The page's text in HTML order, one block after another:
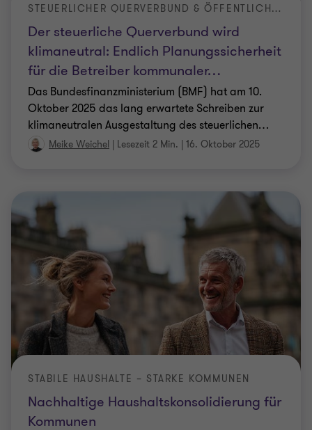
Das Bundesfinanzministerium (BMF) hat am 10.
Oktober 2025 das lang erwartete Schreiben zur
klimaneutralen Ausgestaltung des steuerlichen…
Meike Weichel | Lesezeit 2 Min. | 16. Oktober 2025
Nachhaltige Haushaltskonsolidierung für
Kommunen
STABILE HAUSHALTE – STARKE KOMMUNEN
nachhaltig zu stabilisieren und
Handlungsspielräume zurückzugewinnen.
Accept all cookies
Personalise